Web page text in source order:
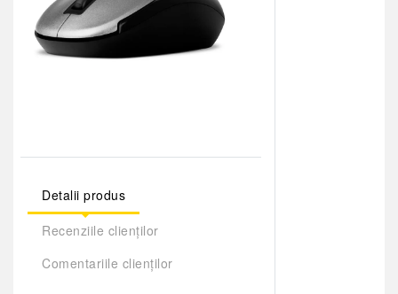
Detalii produs
Recenziile clienților
Comentariile clienților